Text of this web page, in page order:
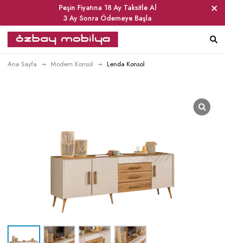
Peşin Fiyatına 18 Ay Taksitle Al
3 Ay Sonra Ödemeye Başla
Ana Sayfa Modern Konsol Lenda Konsol